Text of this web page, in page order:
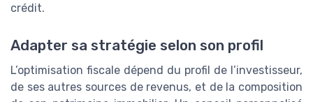
crédit.
Adapter sa stratégie selon son profil
L’optimisation fiscale dépend du profil de l’investisseur,
de ses autres sources de revenus, et de la composition